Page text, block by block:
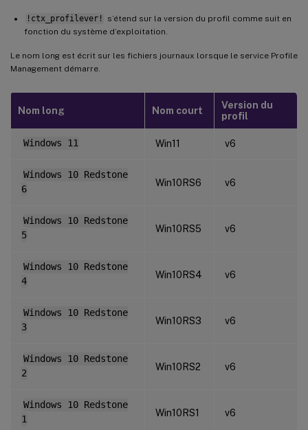
!ctx_profilever!
s’étend sur la version du profil comme suit en
fonction du système d’exploitation.
Le nom long est écrit sur les fichiers journaux lorsque le service Profile
Management démarre.
Nom long Nom court
Version du
profil
Windows 11 Win11 v6
Windows 10 Redstone
6
Win10RS6 v6
Windows 10 Redstone
5
Win10RS5 v6
Windows 10 Redstone
4
Win10RS4 v6
Windows 10 Redstone
3
Win10RS3 v6
Windows 10 Redstone
2
Win10RS2 v6
Windows 10 Redstone
1
Win10RS1 v6